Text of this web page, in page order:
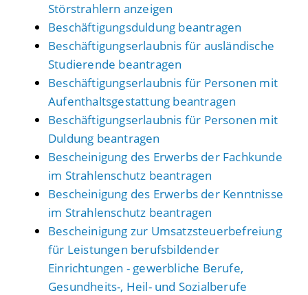
Störstrahlern anzeigen
Beschäftigungsduldung beantragen
Beschäftigungserlaubnis für ausländische
Studierende beantragen
Beschäftigungserlaubnis für Personen mit
Aufenthaltsgestattung beantragen
Beschäftigungserlaubnis für Personen mit
Duldung beantragen
Bescheinigung des Erwerbs der Fachkunde
im Strahlenschutz beantragen
Bescheinigung des Erwerbs der Kenntnisse
im Strahlenschutz beantragen
Bescheinigung zur Umsatzsteuerbefreiung
für Leistungen berufsbildender
Einrichtungen - gewerbliche Berufe,
Gesundheits-, Heil- und Sozialberufe